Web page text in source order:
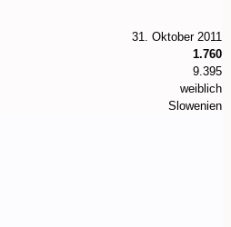
31. Oktober 2011
1.760
9.395
weiblich
Slowenien